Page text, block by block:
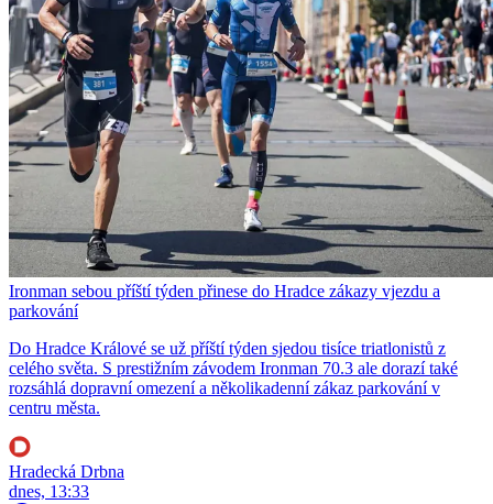
Ironman sebou příští týden přinese do Hradce zákazy vjezdu a
parkování
Do Hradce Králové se už příští týden sjedou tisíce triatlonistů z
celého světa. S prestižním závodem Ironman 70.3 ale dorazí také
rozsáhlá dopravní omezení a několikadenní zákaz parkování v
centru města.
Hradecká Drbna
dnes, 13:33